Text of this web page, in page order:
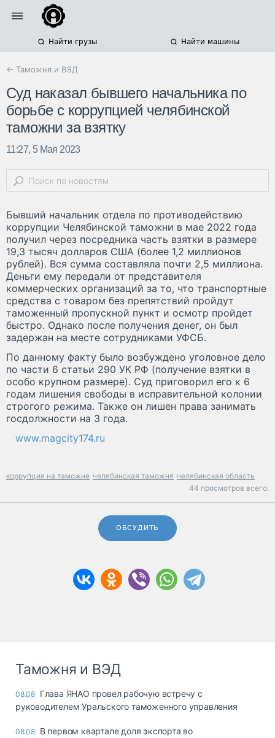
Найти грузы Найти машины
← Таможня и ВЭД
Суд наказал бывшего начальника по
борьбе с коррупцией челябинской
таможни за взятку
11:27, 5 Мая 2023
Бывший начальник отдела по противодействию
коррупции Челябинской таможни в мае 2022 года
получил через посредника часть взятки в размере
19,3 тысяч долларов США (более 1,2 миллионов
рублей). Вся сумма составляла почти 2,5 миллиона.
Деньги ему передали от представителя
коммерческих организаций за то, что транспортные
средства с товаром без препятствий пройдут
таможенный пропускной пункт и осмотр пройдет
быстро. Однако после получения денег, он был
задержан на месте сотрудниками УФСБ.
По данному факту было возбуждено уголовное дело
по части 6 статьи 290 УК РФ (получение взятки в
особо крупном размере). Суд приговорил его к 6
годам лишения свободы в исправительной колонии
строгого режима. Также он лишен права занимать
госдолжности на 3 года.
www.magcity174.ru
коррупция на таможне челябинская таможня челябинская область
44 просмотров всего.
ОБСУДИТЬ
Таможня и ВЭД
08.08 Глава ЯНАО провел рабочую встречу с
руководителем Уральского таможенного управления
08.08 В первом квартале доля экспорта во